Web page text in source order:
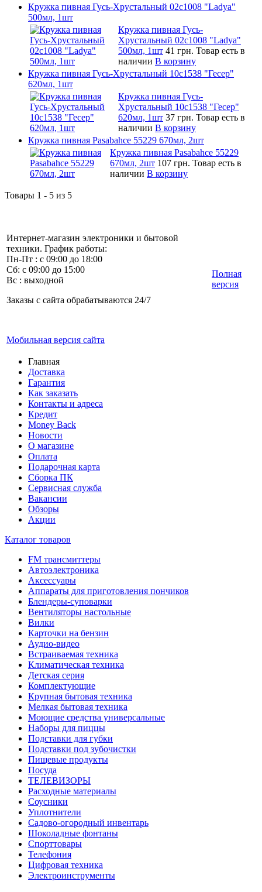
Кружка пивная Гусь-Хрустальный 02c1008 "Ladya"
500мл, 1шт
Кружка пивная Гусь-
Хрустальный 02c1008 "Ladya"
500мл, 1шт 41 грн. Товар есть в
наличии В корзину
Кружка пивная Гусь-Хрустальный 10c1538 "Гесер"
620мл, 1шт
Кружка пивная Гусь-
Хрустальный 10c1538 "Гесер"
620мл, 1шт 37 грн. Товар есть в
наличии В корзину
Кружка пивная Pasabahce 55229 670мл, 2шт
Кружка пивная Pasabahce 55229
670мл, 2шт 107 грн. Товар есть в
наличии В корзину
Товары 1 - 5 из 5
Интернет-магазин электроники и бытовой
техники. График работы:
Пн-Пт : с 09:00 до 18:00
Сб: с 09:00 до 15:00
Вс : выходной
Заказы с сайта обрабатываются 24/7
Мобильная версия сайта
Полная
версия
Главная
Доставка
Гарантия
Как заказать
Контакты и адреса
Кредит
Money Back
Новости
О магазине
Оплата
Подарочная карта
Сборка ПК
Сервисная служба
Вакансии
Обзоры
Акции
Каталог товаров
FM трансмиттеры
Автоэлектроника
Аксессуары
Аппараты для приготовления пончиков
Блендеры-суповарки
Вентиляторы настольные
Вилки
Карточки на бензин
Аудио-видео
Встраиваемая техника
Климатическая техника
Детская серия
Комплектующие
Крупная бытовая техника
Мелкая бытовая техника
Моющие средства универсальные
Наборы для пиццы
Подставки для губки
Подставки под зубочистки
Пищевые продукты
Посуда
ТЕЛЕВИЗОРЫ
Расходные материалы
Соусники
Уплотнители
Садово-огородный инвентарь
Шоколадные фонтаны
Спорттовары
Телефония
Цифровая техника
Электроинструменты